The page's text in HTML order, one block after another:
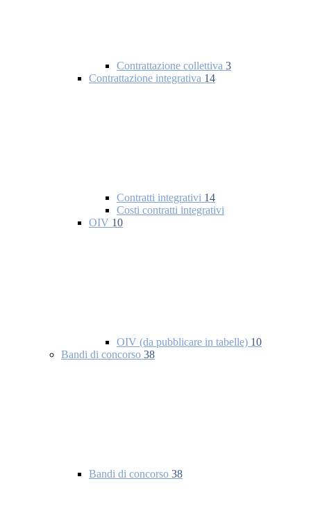
Contrattazione collettiva 3
Contrattazione integrativa 14
Contratti integrativi 14
Costi contratti integrativi
OIV 10
OIV (da pubblicare in tabelle) 10
Bandi di concorso 38
Bandi di concorso 38